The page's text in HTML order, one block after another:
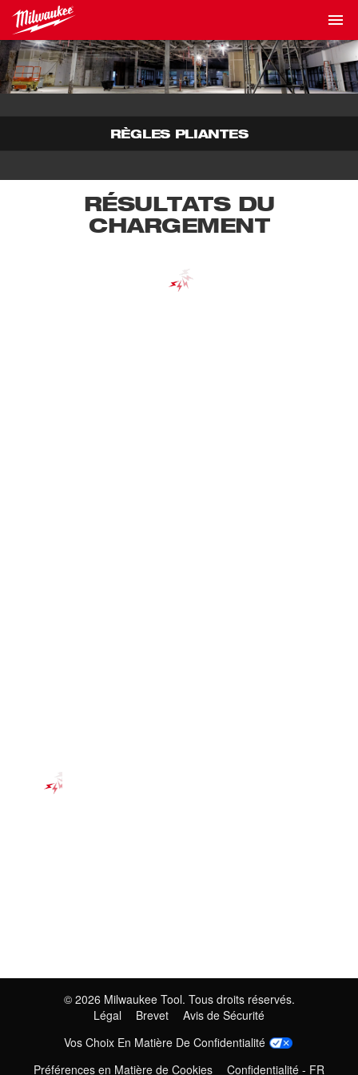
RÈGLES PLIANTES
RÉSULTATS DU
CHARGEMENT
© 2026 Milwaukee Tool. Tous droits réservés.
Légal
Brevet
Avis de Sécurité
Vos Choix En Matière De Confidentialité
Préférences en Matière de Cookies
Confidentialité - FR